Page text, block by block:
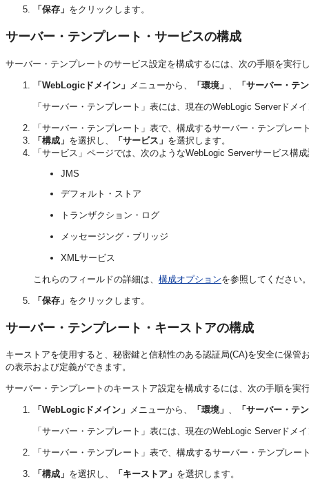
「保存」 をクリックします。
サーバー・テンプレート・サービスの構成
サーバー・テンプレートのサービス設定を構成するには、次の手順を実行
「WebLogicドメイン」 メニューから、 「環境」 「サーバー・テ
「サーバー・テンプレート」表には、現在のWebLogic Serverド
「サーバー・テンプレート」表で、構成するサーバー・テンプレー
「構成」 を選択し、 「サービス」 を選択します。
「サービス」ページでは、次のようなWebLogic Serverサービス構
JMS
デフォルト・ストア
トランザクション・ログ
メッセージング・ブリッジ
XMLサービス
これらのフィールドの詳細は、 構成オプションを参照してください
「保存」 をクリックします。
サーバー・テンプレート・キーストアの構成
キーストアを使用すると、秘密鍵と信頼性のある認証局(CA)を安全に保
の表示および定義ができます。
サーバー・テンプレートのキーストア設定を構成するには、次の手順を実
「WebLogicドメイン」 メニューから、 「環境」 「サーバー・テ
「サーバー・テンプレート」表には、現在のWebLogic Serverド
「サーバー・テンプレート」表で、構成するサーバー・テンプレー
「構成」 を選択し、 「キーストア」 を選択します。